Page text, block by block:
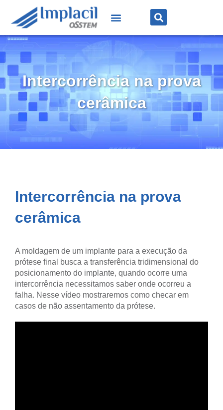
Intercorrência na prova
cerâmica
Intercorrência na prova
cerâmica
A moldagem de um implante para a execução da
prótese final busca a transferência tridimensional do
posicionamento do implante, quando ocorre uma
intercorrência necessitamos saber onde ocorreu a
falha. Nesse vídeo mostraremos como checar em
casos de não assentamento da prótese.